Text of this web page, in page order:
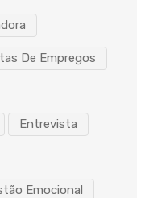
De Empregos
Entrevista
Emocional